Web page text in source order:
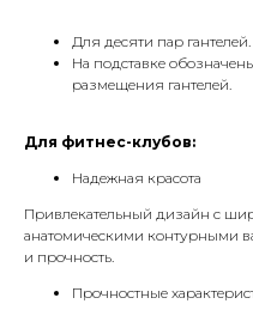
Для десяти пар гантелей.
На подставке
размещения гантелей.
Для фитнес-клубов:
Надежная красота
Привлекательный дизайн с
анатомическими контурными
и прочность.
Прочностные